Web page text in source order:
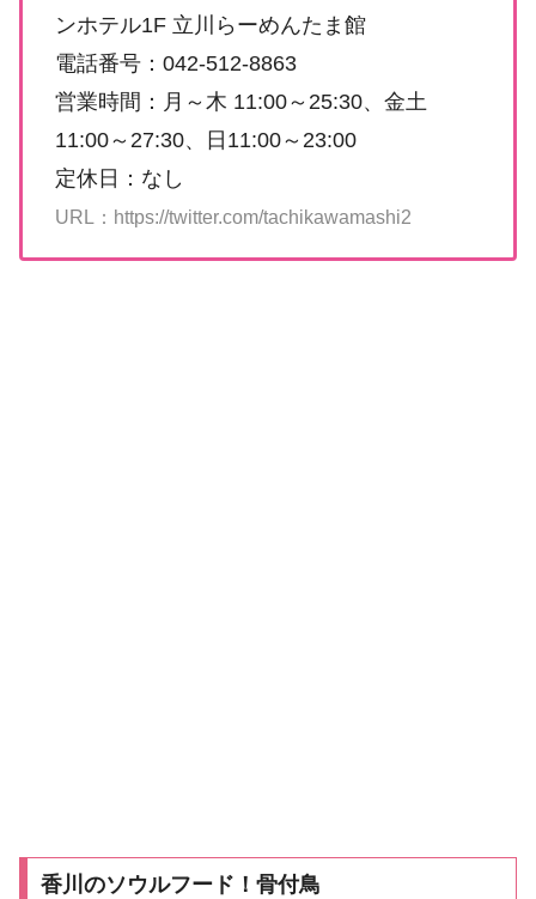
ンホテル1F 立川らーめんたま館
電話番号：042-512-8863
営業時間：月～木 11:00～25:30、金土
11:00～27:30、日11:00～23:00
定休日：なし
URL：https://twitter.com/tachikawamashi2
香川のソウルフード！骨付鳥